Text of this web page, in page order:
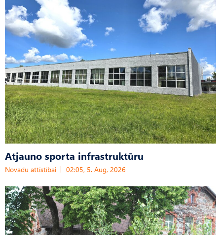
Atjauno sporta infrastruktūru
Novadu attīstībai 02:05, 5. Aug, 2026